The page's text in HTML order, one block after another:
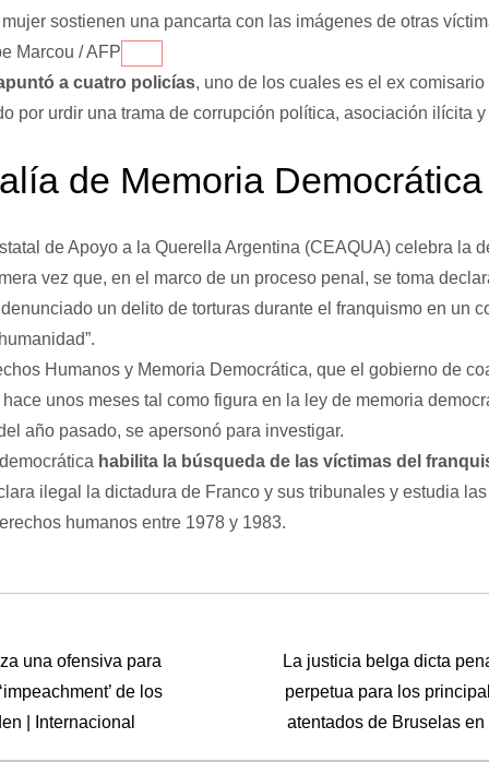
sostienen una pancarta con las imágenes de otras
Marcou / AFP
a cuatro policías, uno de los cuales es el ex comisario
por urdir una trama de corrupción política, asociación ilícita
de Memoria Democrática
de Apoyo a la Querella Argentina (CEAQUA) celebra la
vez que, en el marco de un proceso penal, se toma
un delito de torturas durante el franquismo en un
Humanos y Memoria Democrática, que el gobierno de
unos meses tal como figura en la ley de memoria
año pasado, se apersonó para investigar.
habilita la búsqueda de las víctimas del
ilegal la dictadura de Franco y sus tribunales y estudia
humanos entre 1978 y 1983.
una ofensiva para
de los
| Internacional
La justicia belga dicta
perpetua para los
atentados de Bruselas